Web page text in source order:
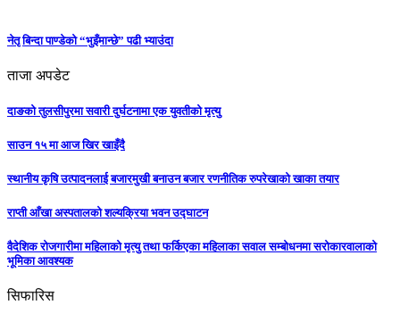
नेतृ बिन्दा पाण्डेको “भुइँमान्छे” पढी भ्याउंदा
ताजा अपडेट
दाङको तुलसीपुरमा सवारी दुर्घटनामा एक युवतीको मृत्यु
साउन १५ मा आज खिर खाइँदै
स्थानीय कृषि उत्पादनलाई बजारमुखी बनाउन बजार रणनीतिक रुपरेखाको खाका तयार
राप्ती आँखा अस्पतालको शल्यक्रिया भवन उद्घाटन
वैदेशिक रोजगारीमा महिलाको मृत्यु तथा फर्किएका महिलाका सवाल सम्बोधनमा सरोकारवालाको
भूमिका आवश्यक
सिफारिस